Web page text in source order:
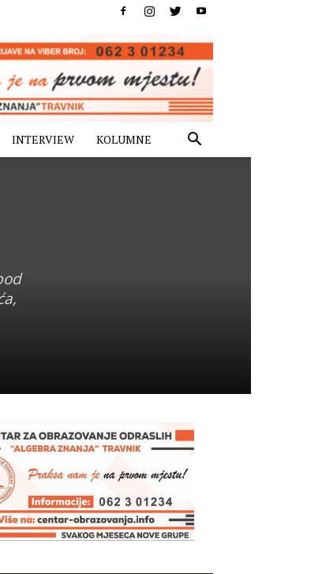
INTERVIEW KOLUMNE